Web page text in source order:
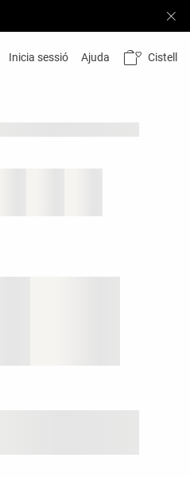
Inicia sessió Ajuda Cistell